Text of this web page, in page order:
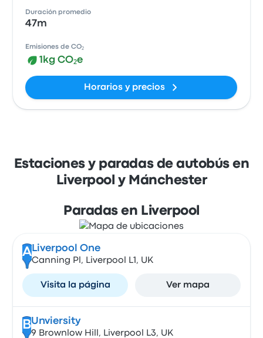
Duración promedio
47m
Emisiones de CO₂
1kg CO₂e
Horarios y precios
Estaciones y paradas de autobús en
Liverpool y Mánchester
Paradas en Liverpool
A Liverpool One
Canning Pl, Liverpool L1, UK
Visita la página Ver mapa
BUnviersity
9 Brownlow Hill, Liverpool L3, UK